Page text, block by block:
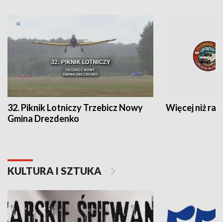
32. Piknik Lotniczy Trzebicz Nowy
Gmina Drezdenko
Więcej niż rajd
KULTURA I SZTUKA